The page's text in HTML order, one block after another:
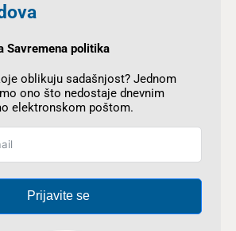
Savremena politika
oblikuju sadašnjost? Jednom
ono što nedostaje dnevnim
elektronskom poštom.
Prijavite se